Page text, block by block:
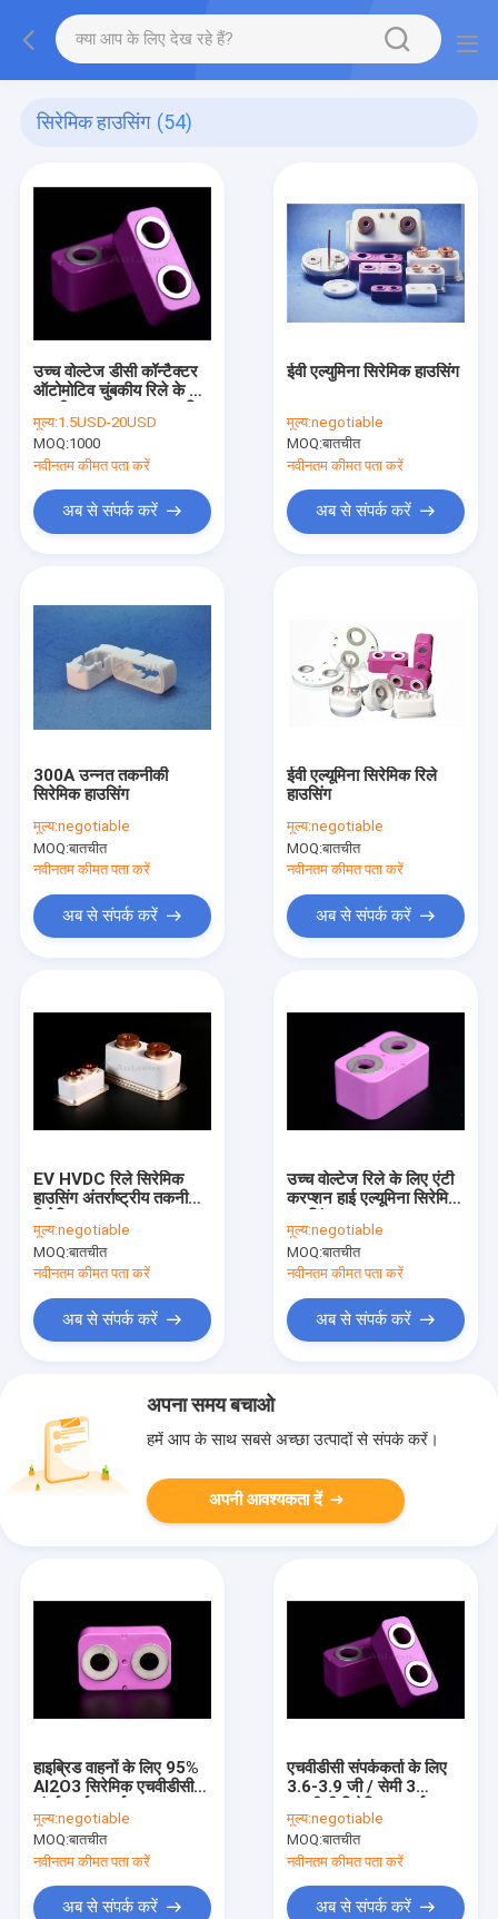
सिरेमिक हाउसिंग (54)
उच्च वोल्टेज डीसी कॉन्टैक्टर
ऑटोमोटिव चुंबकीय रिले के लिए
सिरेमिक हाउसिंग
मूल्य:1.5USD-20USD
MOQ:1000
नवीनतम कीमत पता करें
अब से संपर्क करें
ईवी एल्युमिना सिरेमिक हाउसिंग
मूल्य:negotiable
MOQ:बातचीत
नवीनतम कीमत पता करें
अब से संपर्क करें
300A उन्नत तकनीकी
सिरेमिक हाउसिंग
मूल्य:negotiable
MOQ:बातचीत
नवीनतम कीमत पता करें
अब से संपर्क करें
ईवी एल्यूमिना सिरेमिक रिले
हाउसिंग
मूल्य:negotiable
MOQ:बातचीत
नवीनतम कीमत पता करें
अब से संपर्क करें
EV HVDC रिले सिरेमिक
हाउसिंग अंतर्राष्ट्रीय तकनीकी
मूल्य:negotiable
MOQ:बातचीत
नवीनतम कीमत पता करें
अब से संपर्क करें
उच्च वोल्टेज रिले के लिए एंटी
करप्शन हाई एल्यूमिना सिरेमिक
मूल्य:negotiable
MOQ:बातचीत
नवीनतम कीमत पता करें
अब से संपर्क करें
अपना समय बचाओ
हमें आप के साथ सबसे अच्छा उत्पादों से संपर्क करें।
अपनी आवश्यकता दें
हाइब्रिड वाहनों के लिए 95%
Al2O3 सिरेमिक एचवीडीसी
मूल्य:negotiable
MOQ:बातचीत
नवीनतम कीमत पता करें
अब से संपर्क करें
एचवीडीसी संपर्ककर्ता के लिए
3.6-3.9 जी / सेमी 3
एल्यूमिनियम ऑक्साइड
इन्सुलेटर
मूल्य:negotiable
MOQ:बातचीत
नवीनतम कीमत पता करें
अब से संपर्क करें